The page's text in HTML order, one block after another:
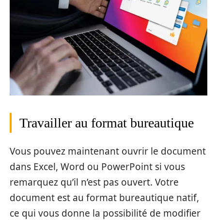
Travailler au format bureautique
Vous pouvez maintenant ouvrir le document
dans Excel, Word ou PowerPoint si vous
remarquez qu’il n’est pas ouvert. Votre
document est au format bureautique natif,
ce qui vous donne la possibilité de modifier